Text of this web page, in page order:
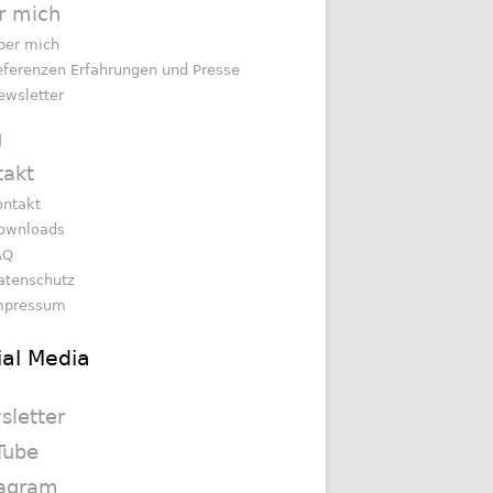
mich
mich
Erfahrungen und Presse
Media